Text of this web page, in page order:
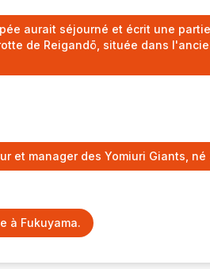
aurait séjourné et écrit une
de Reigandō, située dans
et manager des Yomiuri Giants, né
à Fukuyama.